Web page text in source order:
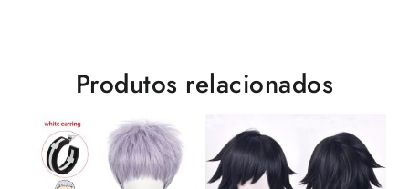
Produtos relacionados